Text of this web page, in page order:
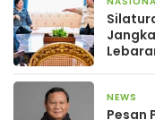
NEWS
Pesan